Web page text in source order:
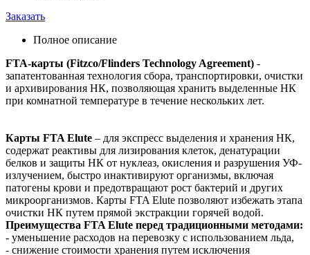
Заказать
Полное описание
FTA-карты (Fitzco/Flinders Technology Agreement) -
запатентованная технология сбора, транспортировки, очистки
и архивирования НК, позволяющая хранить выделенные НК
при комнатной температуре в течение нескольких лет.
Карты FTA Elute – для экспресс выделения и хранения НК,
содержат реактивы для лизирования клеток, денатурации
белков и защиты НК от нуклеаз, окисления и разрушения УФ-
излучением, быстро инактивируют организмы, включая
патогены крови и предотвращают рост бактерий и других
микроорганизмов. Карты FTA Elute позволяют избежать этапа
очистки НК путем прямой экстракции горячей водой.
Преимущества FTA Elute перед традиционными методами:
- уменьшение расходов на перевозку с использованием льда,
- снижение стоимости хранения путем исключения